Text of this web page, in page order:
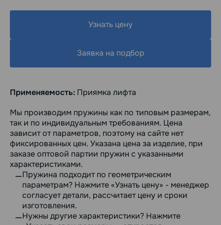
Узнать цену
Заявка на подбор
Применяемость: Приямка лифта
Мы производим пружины как по типовым размерам,
так и по индивидуальным требованиям. Цена
зависит от параметров, поэтому на сайте нет
фиксированных цен. Указана цена за изделие, при
заказе оптовой партии пружин с указанными
характеристиками.
Пружина подходит по геометрическим
параметрам? Нажмите «Узнать цену» - менеджер
согласует детали, рассчитает цену и сроки
изготовления.
Нужны другие характеристики? Нажмите